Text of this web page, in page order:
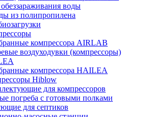
воды
из полипропилена
компрессора AIRLAB
воздуходувки (компрессоры)
компрессора HAILEA
Hiblow
для компрессоров
погреба с готовыми полками
для септиков